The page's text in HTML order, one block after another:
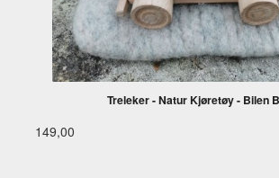
Treleker - Natur Kjøretøy - Bilen
149,00